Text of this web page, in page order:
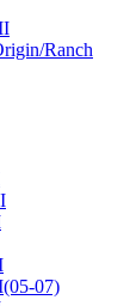
Ranch
07)